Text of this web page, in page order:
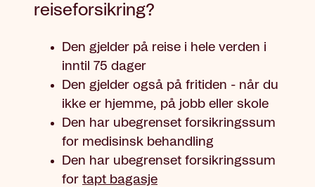
reiseforsikring?
Den gjelder på reise i hele verden i
inntil 75 dager
Den gjelder også på fritiden - når du
ikke er hjemme, på jobb eller skole
Den har ubegrenset forsikringssum
for medisinsk behandling
Den har ubegrenset forsikringssum
for tapt bagasje